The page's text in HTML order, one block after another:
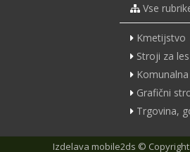
Vse
Kmetijstvo
Stroji za les
Grafični
Trgovina,
Izdelava mobile2ds ©